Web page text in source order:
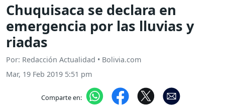
Chuquisaca se declara en
emergencia por las lluvias y
riadas
Por: Redacción Actualidad • Bolivia.com
Mar, 19 Feb 2019 5:51 pm
Comparte en: